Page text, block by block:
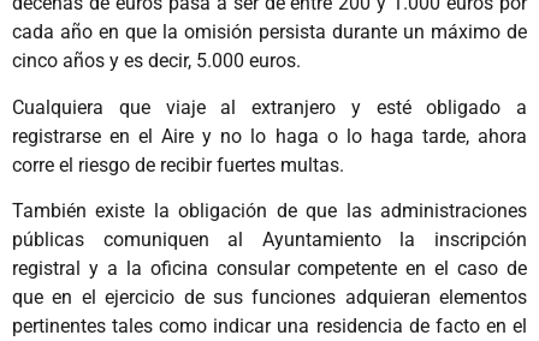
cada año en que la omisión persista durante un máximo de
cinco años y es decir, 5.000 euros.
Cualquiera que viaje al extranjero y esté obligado a
registrarse en el Aire y no lo haga o lo haga tarde, ahora
corre el riesgo de recibir fuertes multas.
También existe la obligación de que las administraciones
públicas comuniquen al Ayuntamiento la inscripción
registral y a la oficina consular competente en el caso de
que en el ejercicio de sus funciones adquieran elementos
pertinentes tales como indicar una residencia de facto en el